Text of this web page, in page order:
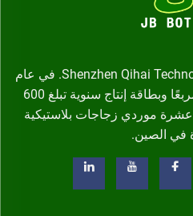
تأسست شركة Shenzhen Qihai Technology Co., Ltd. في عام
2002، بمساحة 5328 مترًا مربعًا وبطاقة إنتاج سنوية تبلغ 600
موردي زجاجات بلاستيكية
في الصين.